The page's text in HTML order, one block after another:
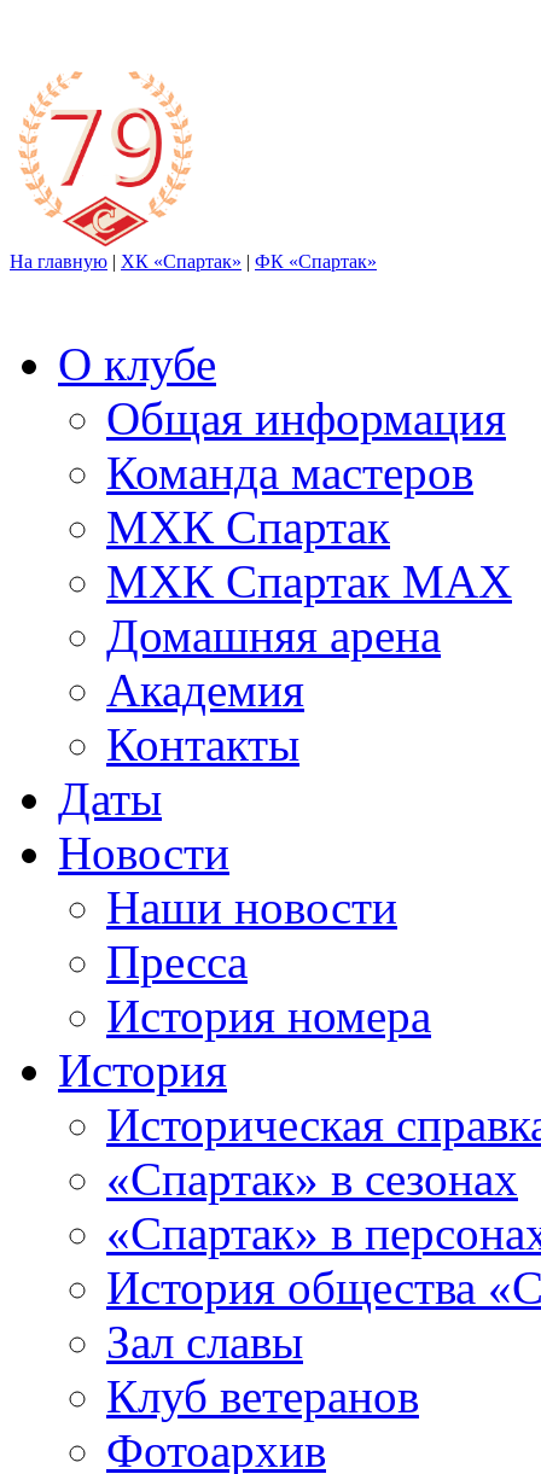
На главную | ХК «Спартак» | ФК «Спартак»
О клубе
Общая информация
Команда мастеров
МХК Спартак
МХК Спартак МАХ
Домашняя арена
Академия
Контакты
Даты
Новости
Наши новости
Пресса
История номера
История
Историческая
«Спартак» в сезонах
«Спартак» в
История общества
Зал славы
Клуб ветеранов
Фотоархив